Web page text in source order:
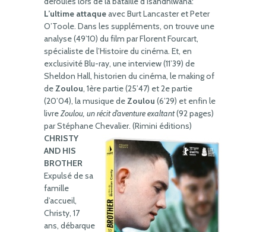
L’ultime attaqueavec Burt Lancaster et Peter
O’Toole. Dans les suppléments, on trouve une
analyse (49’10) du film par Florent Fourcart,
spécialiste de l’Histoire du cinéma. Et, en
exclusivité Blu-ray, une interview (11’39) de
Sheldon Hall, historien du cinéma, le making of
deZoulou, 1ère partie (25’47) et 2e partie
(20’04), la musique deZoulou (6’29) et enfin le
livreZoulou, un récit d’aventure exaltant(92 pages)
par Stéphane Chevalier. (Rimini éditions)
CHRISTY
AND HIS
BROTHER
Expulsé de sa
famille
d’accueil,
Christy, 17
ans, débarque